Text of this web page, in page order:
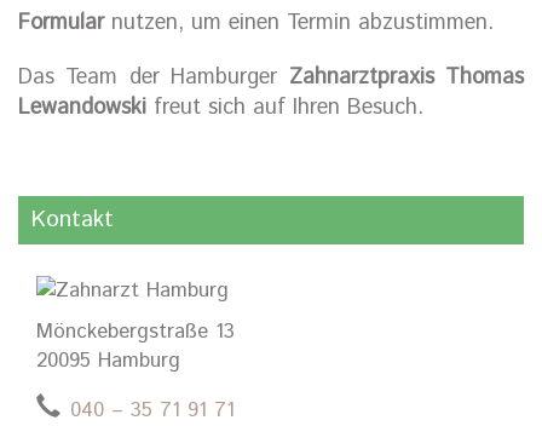
Formularnutzen, um einen Termin abzustimmen.
Das Team der Hamburger Zahnarztpraxis Thomas
Lewandowski freut sich auf Ihren Besuch.
Kontakt
Mönckebergstraße 13
20095 Hamburg
040 – 35 71 91 71